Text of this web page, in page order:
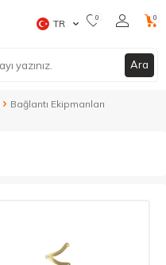
Ara
TR 0 0
Bağlantı Ekipmanları